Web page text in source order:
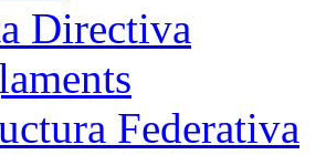
Directiva
Federativa